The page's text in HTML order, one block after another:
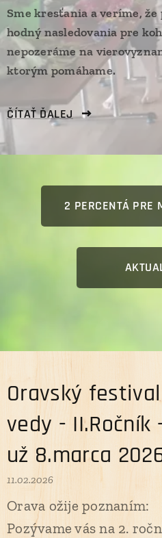
Sme kresťania a veríme,
hodný nasledovania pre
nepozeráme na
ktorým pomáhame.
ČÍTAŤ ĎALEJ
2 PERCENTÁ PRE
Oravský festival
vedy - II.Ročník
už 8.marca
11.02.2026
Orava ožije poznaním:
Pozývame vás na 2.